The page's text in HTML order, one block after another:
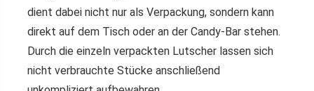
dient dabei nicht nur als Verpackung, sondern kann
direkt auf dem Tisch oder an der Candy-Bar stehen.
Durch die einzeln verpackten Lutscher lassen sich
nicht verbrauchte Stücke anschließend